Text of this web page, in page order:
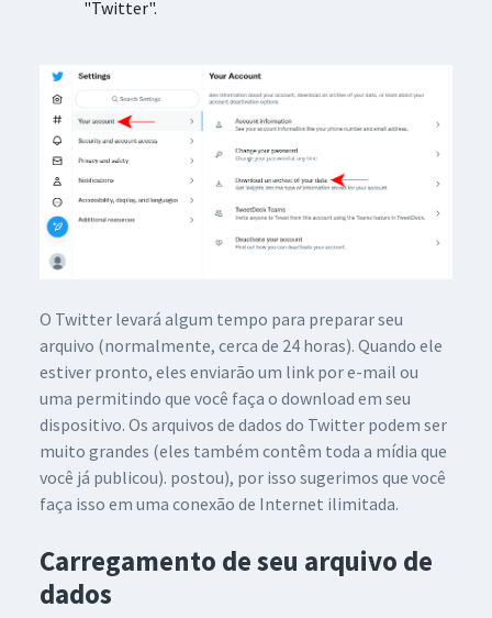
"Twitter".
O Twitter levará algum tempo para preparar seu
arquivo (normalmente, cerca de 24 horas). Quando ele
estiver pronto, eles enviarão um link por e-mail ou
uma permitindo que você faça o download em seu
dispositivo. Os arquivos de dados do Twitter podem ser
muito grandes (eles também contêm toda a mídia que
você já publicou). postou), por isso sugerimos que você
faça isso em uma conexão de Internet ilimitada.
Carregamento de seu arquivo de
dados